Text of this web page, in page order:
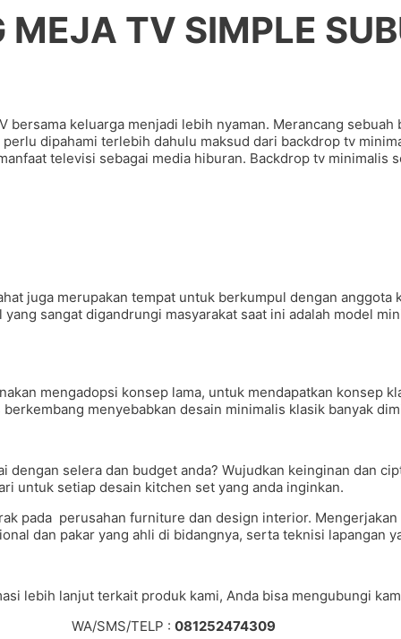
MEJA TV SIMPLE
keluarga menjadi lebih nyaman. Merancang
dipahami terlebih dahulu maksud dari backdrop tv
televisi sebagai media hiburan. Backdrop tv
juga merupakan tempat untuk berkumpul dengan
sangat digandrungi masyarakat saat ini adalah model
mengadopsi konsep lama, untuk mendapatkan konsep
menyebabkan desain minimalis klasik banyak
selera dan budget anda? Wujudkan keinginan dan
untuk setiap desain kitchen set yang anda inginkan.
pada perusahan furniture dan design interior.
dan pakar yang ahli di bidangnya, serta teknisi lapangan
lebih lanjut terkait produk kami, Anda bisa mengubungi
WA/SMS/TELP : 081252474309